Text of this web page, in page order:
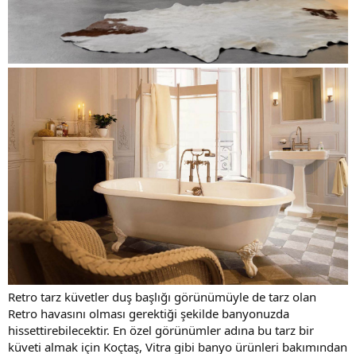
Retro tarz küvetler duş başlığı görünümüyle de tarz olan
Retro havasını olması gerektiği şekilde banyonuzda
hissettirebilecektir. En özel görünümler adına bu tarz bir
küveti almak için Koçtaş, Vitra gibi banyo ürünleri bakımından